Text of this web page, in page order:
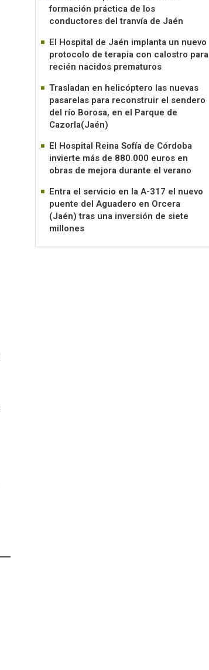
formación práctica de los
conductores del tranvía de Jaén
El Hospital de Jaén implanta un nuevo
protocolo de terapia con calostro para
recién nacidos prematuros
Trasladan en helicóptero las nuevas
pasarelas para reconstruir el sendero
del río Borosa, en el Parque de
Cazorla(Jaén)
El Hospital Reina Sofía de Córdoba
invierte más de 880.000 euros en
obras de mejora durante el verano
Entra el servicio en la A-317 el nuevo
puente del Aguadero en Orcera
(Jaén) tras una inversión de siete
millones